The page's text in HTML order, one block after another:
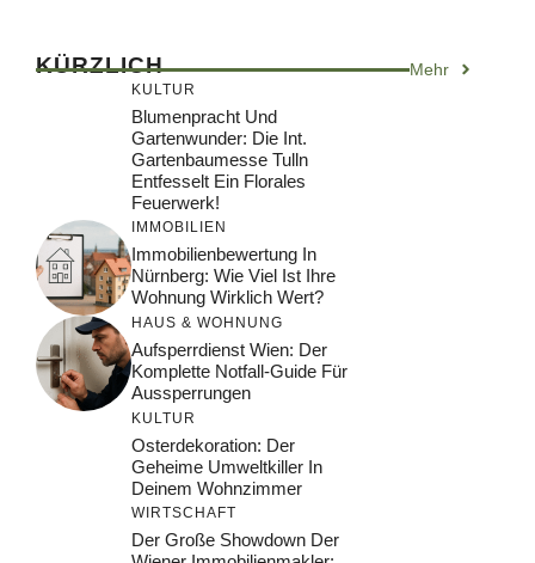
KÜRZLICH Mehr
KULTUR
Blumenpracht Und
Gartenwunder: Die Int.
Gartenbaumesse Tulln
Entfesselt Ein Florales
Feuerwerk!
IMMOBILIEN
Immobilienbewertung In
Nürnberg: Wie Viel Ist Ihre
Wohnung Wirklich Wert?
HAUS & WOHNUNG
Aufsperrdienst Wien: Der
Komplette Notfall-Guide Für
Aussperrungen
KULTUR
Osterdekoration: Der
Geheime Umweltkiller In
Deinem Wohnzimmer
WIRTSCHAFT
Der Große Showdown Der